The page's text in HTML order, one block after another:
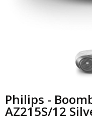
Philips -
AZ215S/12